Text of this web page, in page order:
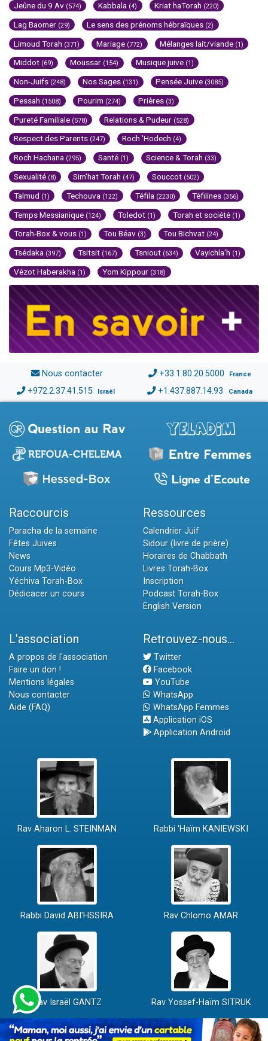
Jeûne du 9 Av (574) Kabbala (4) Kriat haTorah (220)
Lag Baomer (29) Le sens des prénoms hébraïques (2)
Limoud Torah (371) Mariage (772) Mélanges lait/viande (1)
Middot (69) Moussar (154) Musique juive (1)
Non-Juifs (248) Nos Sages (131) Pensée Juive (3085)
Pessah (1508) Pourim (274) Prières (3)
Pureté Familiale (578) Relations & Pudeur (528)
Respect des Parents (247) Roch 'Hodech (4)
Roch Hachana (295) Santé (1) Science & Torah (33)
Sexualité (8) Sim'hat Torah (47) Souccot (502)
Talmud (1) Techouva (122) Téfila (2230) Téfilines (356)
Temps Messianique (124) Toledot (1) Torah et société (1)
Torah-Box & vous (1) Tou Béav (3) Tou Bichvat (24)
Tsédaka (397) Tsitsit (167) Tsniout (634) Vayichla'h (1)
Vézot Haberakha (1) Yom Kippour (318)
Nous contacter +33.1.80.20.5000 France
+972.2.37.41.515 Israël +1.437.887.14.93 Canada
Raccourcis
Paracha de la semaine
Fêtes Juives
News
Cours Mp3-Vidéo
Yéchiva Torah-Box
Dédicacer un cours
Ressources
Calendrier Juif
Sidour (livre de prière)
Horaires de Chabbath
Livres Torah-Box
Inscription
Podcast Torah-Box
English Version
L'association
A propos de l'association
Faire un don !
Mentions légales
Nous contacter
Aide (FAQ)
Retrouvez-nous...
Twitter
Facebook
YouTube
WhatsApp
WhatsApp Femmes
Application iOS
Application Android
Rav Aharon L. STEINMAN Rabbi 'Haïm KANIEWSKI
Rabbi David ABI'HSSIRA Rav Chlomo AMAR
Rav Israël GANTZ Rav Yossef-Haïm SITRUK